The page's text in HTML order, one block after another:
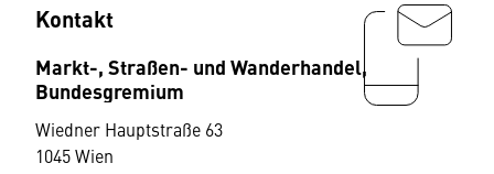
Kontakt
Markt-, Straßen- und Wanderhandel,
Bundesgremium
Wiedner Hauptstraße 63
1045 Wien